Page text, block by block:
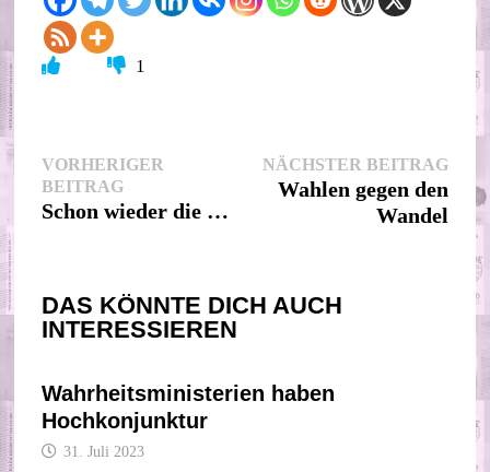
1
Beitragsnavigation
VORHERIGER
BEITRAGVorheriger
Beitrag:
Schon wieder die …
NÄCHSTER BEITRAG
Wahlen gegen den
Wandel
DAS KÖNNTE DICH AUCH
INTERESSIEREN
Wahrheitsministerien haben
Hochkonjunktur
31. Juli 2023